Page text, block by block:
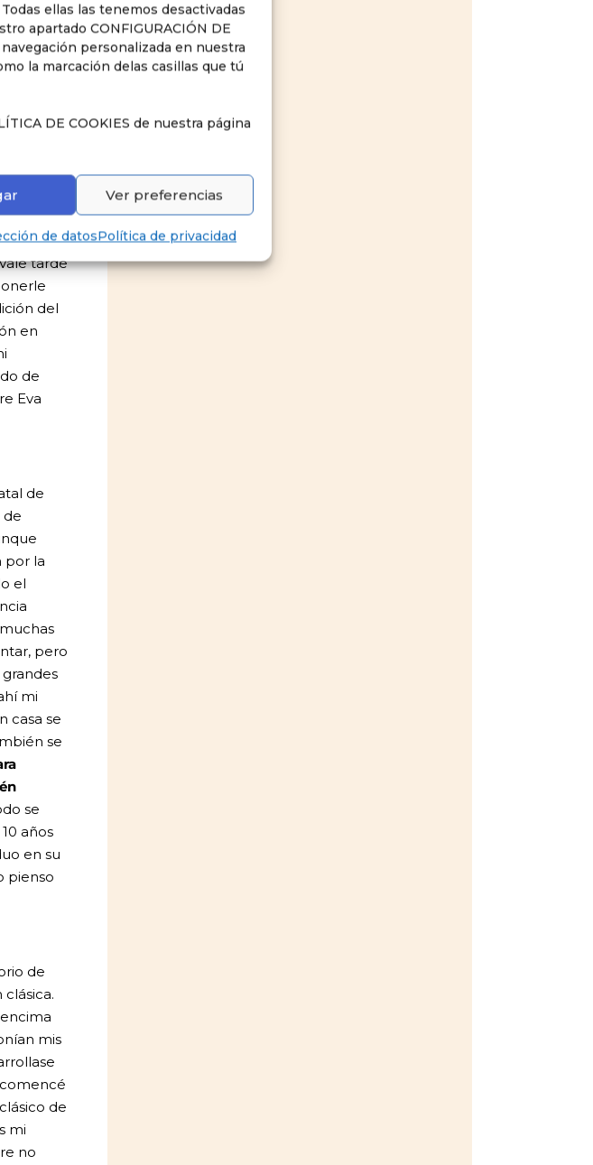
ellas las tenemos desactivadas
apartado CONFIGURACIÓN DE
personalizada en nuestra
la marcación delas casillas que tú
DE COOKIES de nuestra página
Ver preferencias
de datosPolítica de privacidad
es
Mi
Teruel.
ya
que
tarde
del
en
de
Eva
de
de
por la
el
pero
mi
casa se
se
se
10 años
en su
pienso
de
mis
comencé
de
mi
no